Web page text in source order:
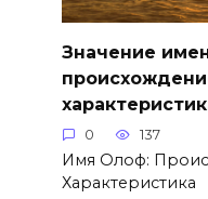
Значение
0 137
Имя Олоф:
Характеристика